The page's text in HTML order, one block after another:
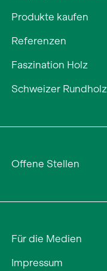
Produkte kaufen
Referenzen
Faszination Holz
Schweizer Rundholz
Offene Stellen
Für die Medien
Impressum